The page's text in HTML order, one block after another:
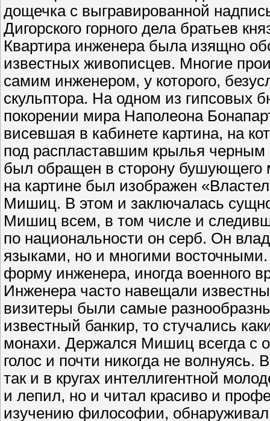
дощечка с выгравированной
Дигорского горного дела братьев
Квартира инженера была изящно
известных живописцев. Многие
самим инженером, у которого,
скульптора. На одном из гипсовых
покорении мира Наполеона
висевшая в кабинете картина, на
под распластавшим крылья черным
был обращен в сторону бушующего
на картине был изображен
Мишиц. В этом и заключалась
Мишиц всем, в том числе и
по национальности он серб. Он
языками, но и многими
форму инженера, иногда военного
Инженера часто навещали
визитеры были самые
известный банкир, то стучались
монахи. Держался Мишиц всегда с
голос и почти никогда не
так и в кругах интеллигентной
и лепил, но и читал красиво и
изучению философии, обнаруживал